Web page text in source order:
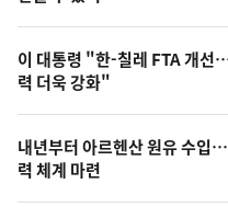
오
늘
사
진
이 대통령 "한-칠레 FTA 개선
력 더욱 강화"
내년부터 아르헨산 원유 수입
력 체계 마련